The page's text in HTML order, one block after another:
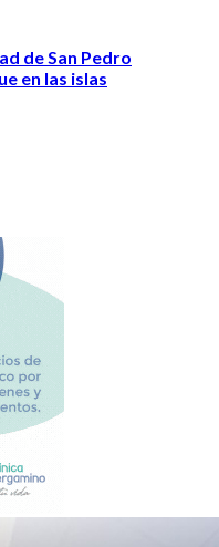
de San Pedro
en las islas